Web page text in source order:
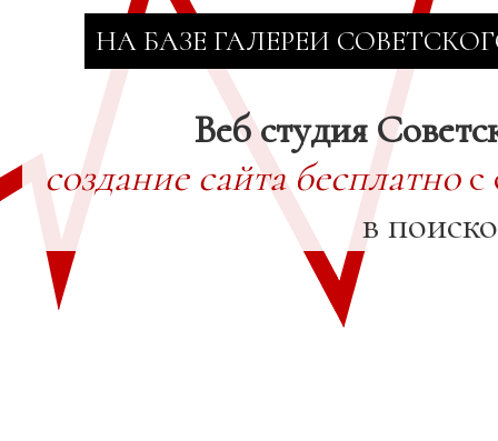
НА БАЗЕ ГАЛЕРЕИ
Веб студия
создание сайта бесплатнос
в